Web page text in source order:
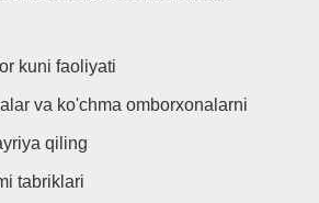
kuni faoliyati
va ko'chma omborxonalarni
qiling
tabriklari